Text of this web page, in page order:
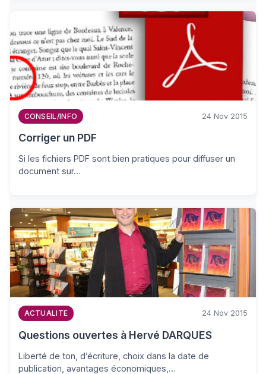
CONSEIL/INFO 24 Nov 2015
Corriger un PDF
Si les fichiers PDF sont bien pratiques pour diffuser un
document sur…
ACTUALITE 24 Nov 2015
Questions ouvertes à Hervé DARQUES
Liberté de ton, d’écriture, choix dans la date de
publication, avantages économiques,…